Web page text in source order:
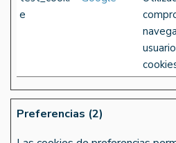
e
Preferencias (2)